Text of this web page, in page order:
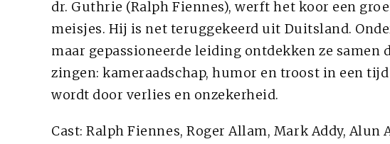
dr. Guthrie (Ralph Fiennes), werft het koor een
meisjes. Hij is net teruggekeerd uit Duitsland.
maar gepassioneerde leiding ontdekken ze samen
zingen: kameraadschap, humor en troost in een
wordt door verlies en onzekerheid.
Cast: Ralph Fiennes, Roger Allam, Mark Addy, Alun